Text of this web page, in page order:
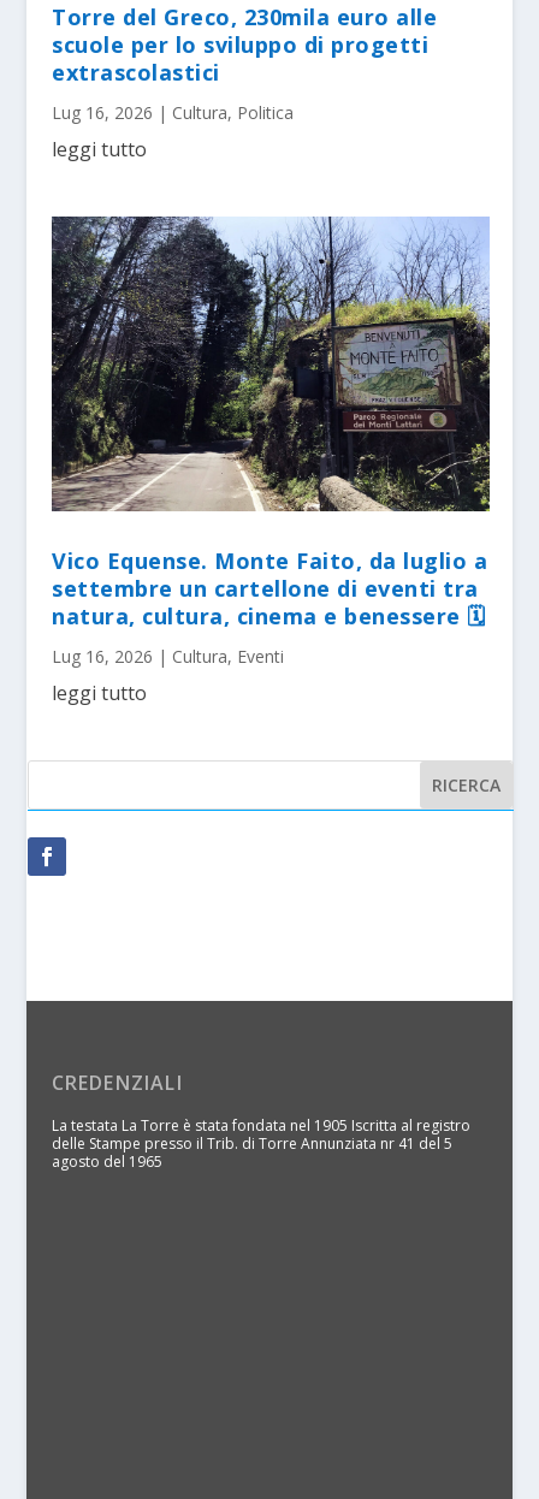
Torre del Greco, 230mila euro alle
scuole per lo sviluppo di progetti
extrascolastici
Lug 16, 2026 | Cultura, Politica
leggi tutto
Vico Equense. Monte Faito, da luglio a
settembre un cartellone di eventi tra
natura, cultura, cinema e benessere 🗓
Lug 16, 2026 | Cultura, Eventi
leggi tutto
CREDENZIALI
La testata La Torre è stata fondata nel 1905 Iscritta al registro
delle Stampe presso il Trib. di Torre Annunziata nr 41 del 5
agosto del 1965